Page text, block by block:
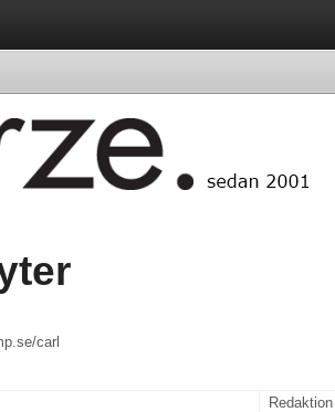
carl
Redaktion